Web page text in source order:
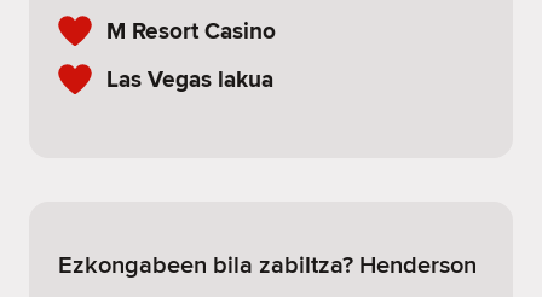
M Resort Casino
Las Vegas lakua
Ezkongabeen bila zabiltza? Henderson